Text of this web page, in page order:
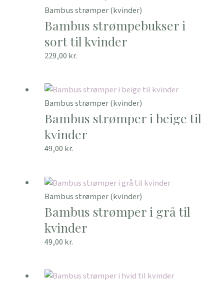
Bambus strømper (kvinder)
Bambus strømpebukser i
sort til kvinder
229,00 kr.
Bambus strømper (kvinder)
Bambus strømper i beige til
kvinder
49,00 kr.
Bambus strømper (kvinder)
Bambus strømper i grå til
kvinder
49,00 kr.